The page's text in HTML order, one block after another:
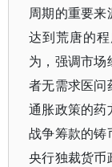
周期的重要来
达到荒唐的
为，强调市场
者无需求医问
通胀政策的药
战争筹款的铸
央行独裁货币